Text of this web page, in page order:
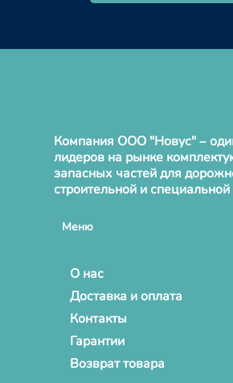
Компания ООО "Новус" –
лидеров на рынке
запасных частей для
строительной и специальной
Меню
О нас
Доставка и оплата
Контакты
Гарантии
Возврат товара